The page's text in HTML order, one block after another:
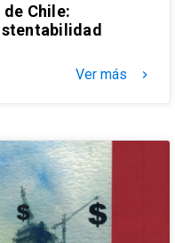
Chile:
Ver más keyboard_arrow_right